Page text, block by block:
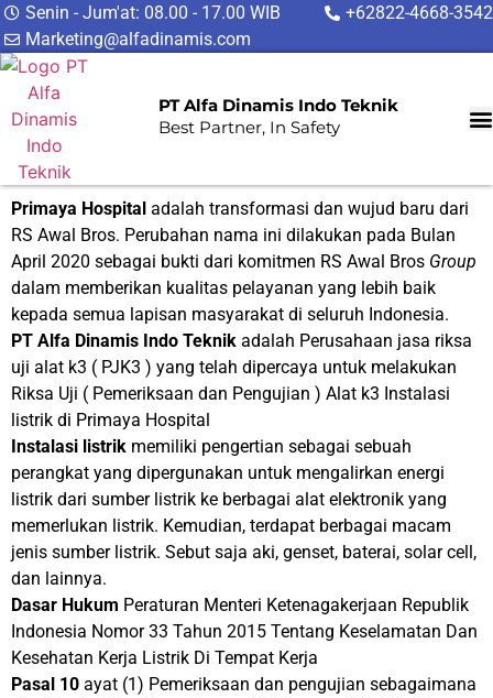
Senin - Jum'at: 08.00 - 17.00 WIB
+62822-4668-3542
Marketing@alfadinamis.com
PT Alfa Dinamis Indo Teknik
Best Partner, In Safety
Primaya Hospital adalah transformasi dan wujud baru dari
RS Awal Bros. Perubahan nama ini dilakukan pada Bulan
April 2020 sebagai bukti dari komitmen RS Awal Bros Group
dalam memberikan kualitas pelayanan yang lebih baik
kepada semua lapisan masyarakat di seluruh Indonesia.
PT Alfa Dinamis Indo Teknik adalah Perusahaan jasa riksa
uji alat k3 ( PJK3 ) yang telah dipercaya untuk melakukan
Riksa Uji ( Pemeriksaan dan Pengujian ) Alat k3 Instalasi
listrik di Primaya Hospital
Instalasi listrik memiliki pengertian sebagai sebuah
perangkat yang dipergunakan untuk mengalirkan energi
listrik dari sumber listrik ke berbagai alat elektronik yang
memerlukan listrik. Kemudian, terdapat berbagai macam
jenis sumber listrik. Sebut saja aki, genset, baterai, solar cell,
dan lainnya.
Dasar Hukum Peraturan Menteri Ketenagakerjaan Republik
Indonesia Nomor 33 Tahun 2015 Tentang Keselamatan Dan
Kesehatan Kerja Listrik Di Tempat Kerja
Pasal 10 ayat (1) Pemeriksaan dan pengujian sebagaimana